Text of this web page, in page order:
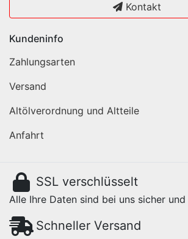
Kontakt
Kundeninfo
Zahlungsarten
Versand
Altölverordnung und Altteile
Anfahrt
SSL verschlüsselt
Alle Ihre Daten sind bei uns sicher
Schneller Versand